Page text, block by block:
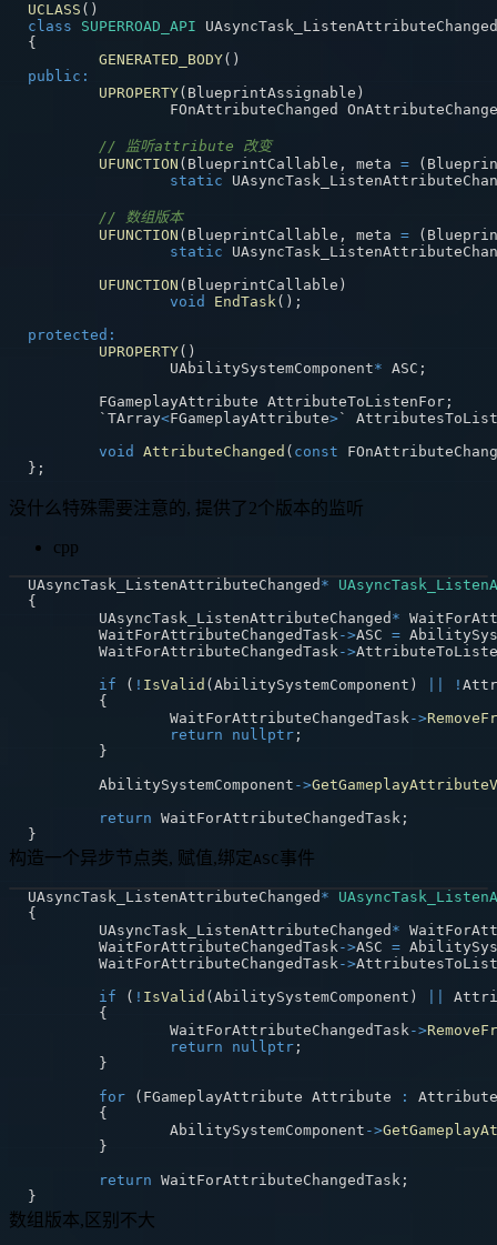
UCLASS ( )
class
SUPERROAD_API
{
GENERATED_BODY( )
public :
UPROPERTY( BlueprintAssignable )
FOnAttributeChanged
// 监听attribute 改变
UFUNCTION ( BlueprintCallable , meta = (
static
// 数组版本
UFUNCTION ( BlueprintCallable , meta = (
static
UFUNCTION ( BlueprintCallable )
void
EndTask( ) ;
protected :
UPROPERTY( )
		UAbilitySystemComponent
* ASC ;
	FGameplayAttribute AttributeToListenFor
;
	`TArray
<FGameplayAttribute>`
void
AttributeChanged ( const
} ;
没什么特殊需要注意的, 提供了2个版本的监听
cpp
UAsyncTask_ListenAttributeChanged *
{
	UAsyncTask_ListenAttributeChanged
*
	WaitForAttributeChangedTask
->ASC =
	WaitForAttributeChangedTask
->
if
( ! IsValid ( AbilitySystemComponent ) !
{
		WaitForAttributeChangedTask
->
return
nullptr ;
}
	AbilitySystemComponent
->
return WaitForAttributeChangedTask ;
}
构造一个异步节点类, 赋值,绑定ASC 事件
UAsyncTask_ListenAttributeChanged *
{
	UAsyncTask_ListenAttributeChanged
*
	WaitForAttributeChangedTask
->ASC =
	WaitForAttributeChangedTask
->
if
( ! IsValid ( AbilitySystemComponent )
{
		WaitForAttributeChangedTask
->
return
nullptr ;
}
for
( FGameplayAttribute Attribute :
{
		AbilitySystemComponent
->
}
return WaitForAttributeChangedTask ;
}
数组版本,区别不大